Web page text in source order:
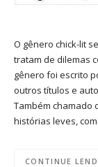
O gênero chick-lit
tratam de dilemas
gênero foi escrito
outros títulos e
Também chamado
histórias leves,
CONTINUE